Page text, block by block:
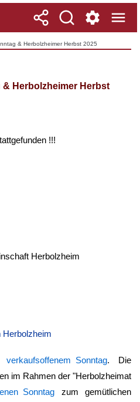
& Herbolzheimer Herbst 2025
Herbolzheimer Herbst
!!!
Herbolzheim
Herbolzheim
verkaufsoffenem Sonntag. Die
im Rahmen der "Herbolzheimat
Sonntag zum gemütlichen